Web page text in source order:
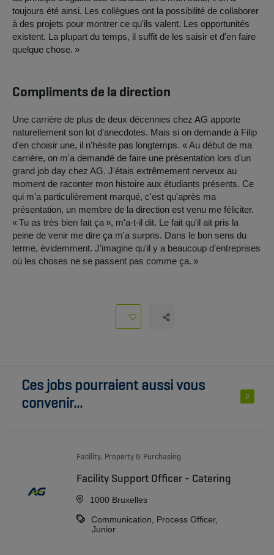
toujours été ainsi. Les collègues ont la possibilité de collaborer
à des projets pour montrer ce qu'ils valent. Les opportunités
existent. La plupart du temps, il suffit de les saisir et d'en faire
quelque chose. »
Compliments de la direction
Une carrière de plus de deux décennies chez AG apporte
naturellement son lot d'anecdotes. Mais si on demande à Filip
d'en choisir une, il n'hésite pas longtemps. « Au début de ma
carrière, on m'a demandé de faire une présentation lors d'un
grand job day chez AG. J'étais extrêmement nerveux au
moment de raconter mon histoire aux étudiants présents. Ce
qui m'a particulièrement marqué, c'est qu'après ma
présentation, un membre de la direction est venu me féliciter.
« Tu as très bien fait ça », m'a-t-il dit. Le fait qu'il ait pris la
peine de venir me dire ça m'a surpris. Dans le bon sens du
terme, évidemment. J'imagine qu'il y a beaucoup d'entreprises
où les choses ne se passent pas comme ça. »
Ces jobs pourraient aussi vous
convenir...
2
Facility, Property & Purchasing
Facility Support Officer - Catering
1000 Bruxelles
Communication, Process Officer,
Junior